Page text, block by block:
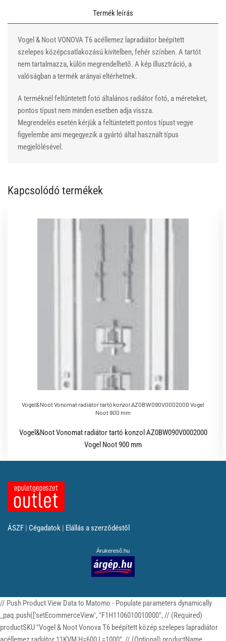
Termék leírás
Vogel & Noot VONOVA T6 acéllemez lapradiátor beépített
szelepes középcsatlakozású kivitelben, fehér színben. A tartót
nem tartalmazza, külön megrendelhető. A kép illusztráció, a
valóságban a termék arányai eltérhetnek.
A terméknél feltűntetett fotó általános radiátor fotó, a méreteket,
pontos típust nem minden esetben adja vissza.
Megrendelés esetén kérjük a feltüntetett pontos típust vegye
figyelembe ami megegyezik a gyártó által használt típus
megjelölésével.
Kapcsolódó termékek
Vogel&Noot Vonomat radiátor tartó konzol AZ0BW090V0002000 Vogel
Noot 900 mm
Vogel&Noot Vonomat radiátor tartó konzol AZ0BW090V0002000
Vogel Noot 900 mm
ÁSZF | Cégadatok | Elállás a szerződéstől
Árukereső.hu
// Push Product View Data to Matomo - Populate parameters dynamically
_paq.push(['setEcommerceView', "F1H1106010010000", // (Required)
productSKU "Vogel & Noot Vonova T6 beépített közép szelepes lapradiátor